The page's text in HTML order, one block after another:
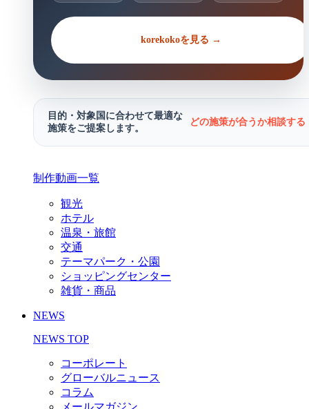
korekokoを見る →
目的・対象国に合わせて最適な
施策をご提案します。
どの施策が合うか相談す
制作動画一覧
観光
ホテル
温泉・旅館
交通
テーマパーク・公園
ショッピングセンター
雑貨・商品
NEWS
NEWS TOP
コーポレート
グローバルニュース
コラム
メールマガジン